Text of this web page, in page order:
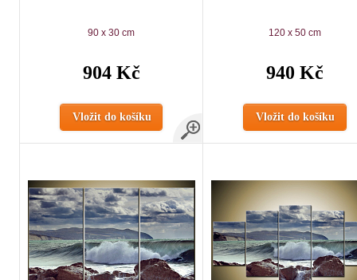
90 x 30 cm
904 Kč
Vložit do košíku
120 x 50 cm
940 Kč
Vložit do košíku